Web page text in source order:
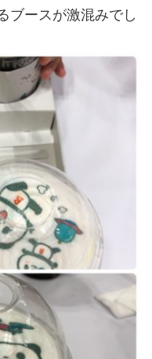
ブースが激混みでし